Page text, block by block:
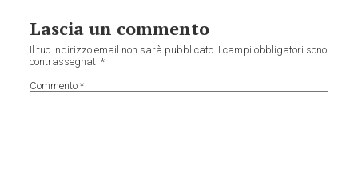
Lascia un commento
Il tuo indirizzo email non sarà pubblicato. I campi obbligatori sono
contrassegnati*
Commento*